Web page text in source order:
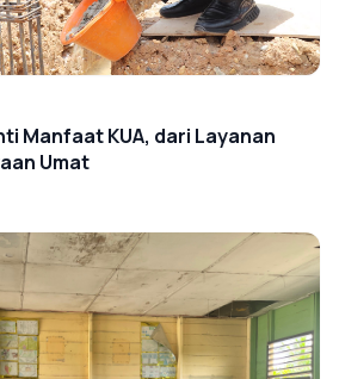
Manfaat KUA, dari Layanan
Umat